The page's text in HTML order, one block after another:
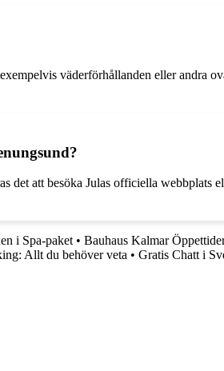
väderförhållanden eller andra
det att besöka Julas officiella webbplats
i Spa-paket• Bauhaus Kalmar
Allt du behöver veta • Gratis Chatt i